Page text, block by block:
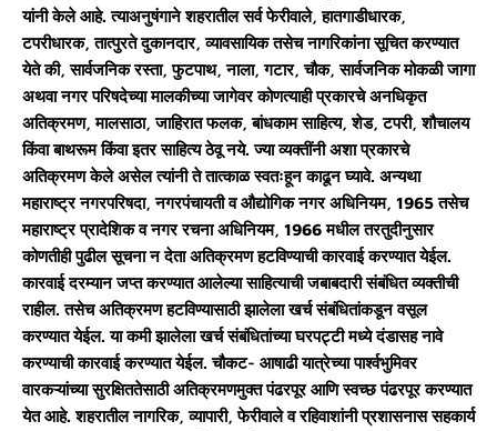
यांनी केले आहे. त्याअनुषंगाने शहरातील सर्व फेरीवाले, हातगाडीधारक,
टपरीधारक, तात्पुरते दुकानदार, व्यावसायिक तसेच नागरिकांना सूचित करण्यात
येते की, सार्वजनिक रस्ता, फुटपाथ, नाला, गटार, चौक, सार्वजनिक मोकळी जागा
अथवा नगर परिषदेच्या मालकीच्या जागेवर कोणत्याही प्रकारचे अनधिकृत
अतिक्रमण, मालसाठा, जाहिरात फलक, बांधकाम साहित्य, शेड, टपरी, शौचालय
किंवा बाथरूम किंवा इतर साहित्य ठेवू नये. ज्या व्यक्तींनी अशा प्रकारचे
अतिक्रमण केले असेल त्यांनी ते तात्काळ स्वतःहून काढून घ्यावे. अन्यथा
महाराष्ट्र नगरपरिषदा, नगरपंचायती व औद्योगिक नगर अधिनियम, 1965 तसेच
महाराष्ट्र प्रादेशिक व नगर रचना अधिनियम, 1966 मधील तरतुदीनुसार
कोणतीही पुढील सूचना न देता अतिक्रमण हटविण्याची कारवाई करण्यात येईल.
कारवाई दरम्यान जप्त करण्यात आलेल्या साहित्याची जबाबदारी संबंधित व्यक्तीची
राहील. तसेच अतिक्रमण हटविण्यासाठी झालेला खर्च संबंधितांकडून वसूल
करण्यात येईल. या कमी झालेला खर्च संबंधितांच्या घरपट्टी मध्ये दंडासह नावे
करण्याची कारवाई करण्यात येईल. चौकट- आषाढी यात्रेच्या पार्श्वभुमिवर
वारकऱ्यांच्या सुरक्षिततेसाठी अतिक्रमणमुक्त पंढरपूर आणि स्वच्छ पंढरपूर करण्यात
येत आहे. शहरातील नागरिक, व्यापारी, फेरीवाले व रहिवाशांनी प्रशासनास सहकार्य